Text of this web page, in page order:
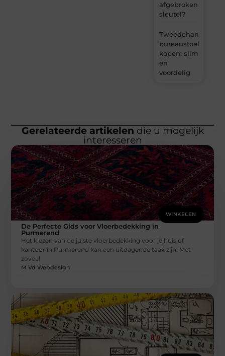
afgebroken
sleutel?
Tweedehands
bureaustoel
kopen: slim
en
voordelig
Gerelateerde artikelen die u mogelijk
interesseren
WINKELEN
De Perfecte Gids voor Vloerbedekking in
Purmerend
Het kiezen van de juiste vloerbedekking voor je huis of
kantoor in Purmerend kan een uitdagende taak zijn. Met
zoveel
M Vd Webdesign